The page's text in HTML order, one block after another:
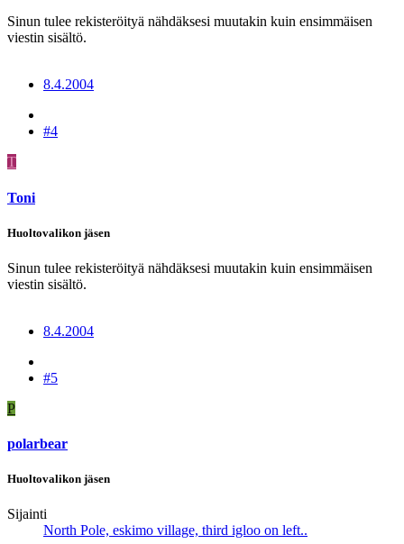
Sinun tulee rekisteröityä nähdäksesi muutakin kuin ensimmäisen
viestin sisältö.
8.4.2004
#4
T
Toni
Huoltovalikon jäsen
Sinun tulee rekisteröityä nähdäksesi muutakin kuin ensimmäisen
viestin sisältö.
8.4.2004
#5
P
polarbear
Huoltovalikon jäsen
Sijainti
North Pole, eskimo village, third igloo on left..